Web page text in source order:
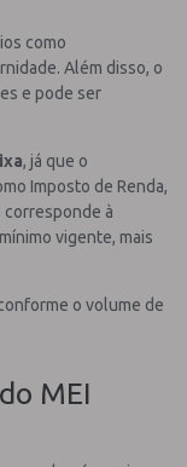
como
Além disso, o
e pode ser
, já que o
Imposto de Renda,
corresponde à
vigente, mais
o volume de
MEI